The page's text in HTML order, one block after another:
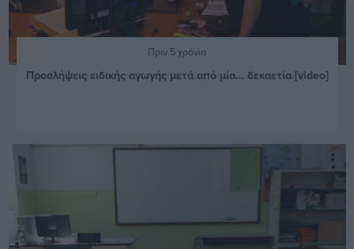
Πριν 5 χρόνια
Προσλήψεις ειδικής αγωγής μετά από μία… δεκαετία [video]